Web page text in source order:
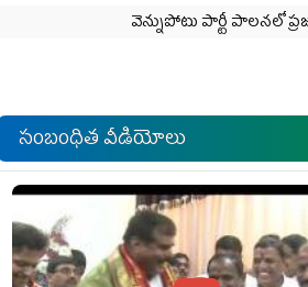
వెన్నుపోటు పార్టీ పాలనలో
సంబంధిత వీడియోలు